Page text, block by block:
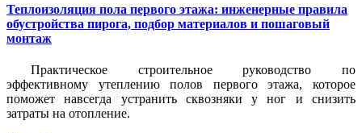
Теплоизоляция пола первого этажа: инженерные правила
обустройства пирога, подбор материалов и пошаговый
монтаж
Практическое строительное руководство по
эффективному утеплению полов первого этажа, которое
поможет навсегда устранить сквозняки у ног и снизить
затраты на отопление.